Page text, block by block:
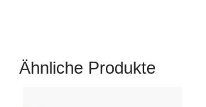
Ähnliche Produkte